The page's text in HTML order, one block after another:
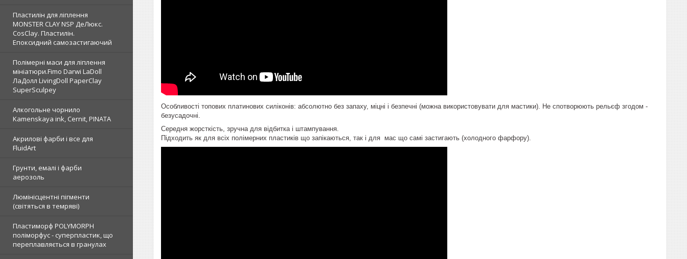
Пластилін для ліплення
MONSTER CLAY NSP ДеЛюкс.
CosClay. Пластилін.
Епоксидний самозастигаючий
Полімерні маси для ліплення
мініатюри.Fimo Darwi LaDoll
ЛаДолл LivingDoll PaperClay
SuperSculpey
Алкогольне чорнило
Kamenskaya ink, Cernit, PINATA
Акрилові фарби і все для
FluidArt
Грунти, емалі і фарби
аерозоль
Люмінісцентні пігменти
(світяться в темряві)
Пластиморф POLYMORPH
поліморфус - суперпластик, що
переплавляється в гранулах
Особливості топових платинових силіконів: абсолютно без запаху, міцні і безпечні (можна використовувати для мастики). Не спотворюють рельєф згодом -
безусадочні.
Середня жорсткість, зручна для відбитка і штампування.
Підходить як для всіх полімерних пластиків що запікаються, так і для мас що самі застигають (холодного фарфору).